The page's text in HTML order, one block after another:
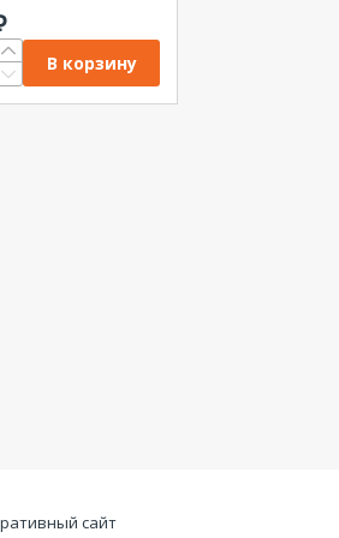
В корзину
сайт